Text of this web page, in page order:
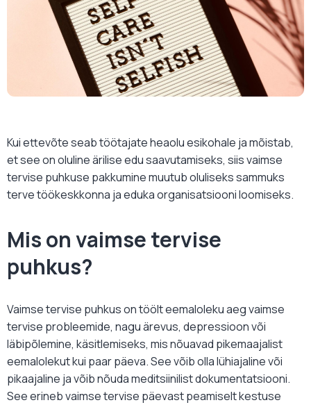
Kui ettevõte seab töötajate heaolu esikohale ja mõistab,
et see on oluline ärilise edu saavutamiseks, siis vaimse
tervise puhkuse pakkumine muutub oluliseks sammuks
terve töökeskkonna ja eduka organisatsiooni loomiseks.
Mis on vaimse tervise
puhkus?
Vaimse tervise puhkus on töölt eemaloleku aeg vaimse
tervise probleemide, nagu ärevus, depressioon või
läbipõlemine, käsitlemiseks, mis nõuavad pikemaajalist
eemalolekut kui paar päeva. See võib olla lühiajaline või
pikaajaline ja võib nõuda meditsiinilist dokumentatsiooni.
See erineb vaimse tervise päevast peamiselt kestuse